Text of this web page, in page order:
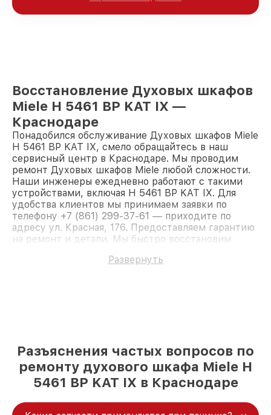
Восстановление Духовых шкафов
Miele H 5461 BP KAT IX —
Краснодаре
Понадобился обслуживание Духовых шкафов Miele
H 5461 BP KAT IX, смело обращайтесь в наш
сервисный центр в Краснодаре. Мы проводим
ремонт Духовых шкафов Miele любой сложности.
Наши инженеры ежедневно работают с такими
устройствами, включая H 5461 BP KAT IX. Для
удобства клиентов мы принимаем заявки по
телефону +7 (861) 299-37-61 — приходите по
адресу ул. Красная, 176. Предоставляем гарантию
на ремонт и детали. Мы быстро восстановим
Развернуть
Разъяснения частых вопросов по
ремонту духового шкафа Miele H
5461 BP KAT IX в Краснодаре